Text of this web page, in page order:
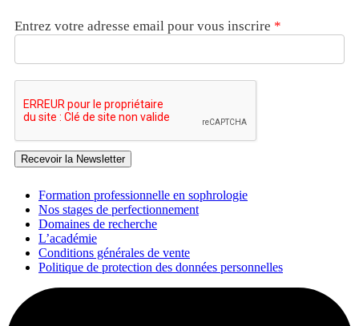
Entrez votre adresse email pour vous inscrire *
Recevoir la Newsletter
Formation professionnelle en sophrologie
Nos stages de perfectionnement
Domaines de recherche
L’académie
Conditions générales de vente
Politique de protection des données personnelles